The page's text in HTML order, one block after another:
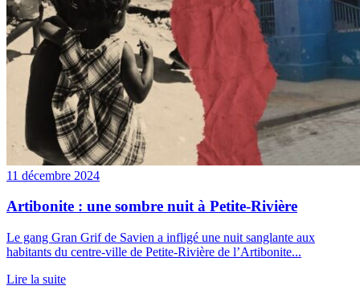
11 décembre 2024
Artibonite : une sombre nuit à Petite-Rivière
Le gang Gran Grif de Savien a infligé une nuit sanglante aux
habitants du centre-ville de Petite-Rivière de l’Artibonite...
Lire la suite